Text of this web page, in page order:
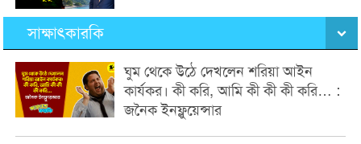
সাক্ষাৎকারকি
ঘুম থেকে উঠে দেখলেন শরিয়া আইন
কার্যকর। কী করি, আমি কী কী কী করি… :
জনৈক ইনফ্লুয়েন্সার